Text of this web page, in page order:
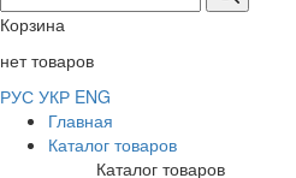
Корзина
нет товаров
РУС УКР ENG
Главная
Каталог товаров
Каталог товаров